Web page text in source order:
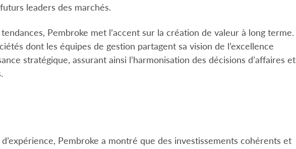
leaders des marchés.
Pembroke met l’accent sur la création de valeur à long terme.
dont les équipes de gestion partagent sa vision de l’excellence
stratégique, assurant ainsi l’harmonisation des décisions d’affaires et
Pembroke a montré que des investissements cohérents et